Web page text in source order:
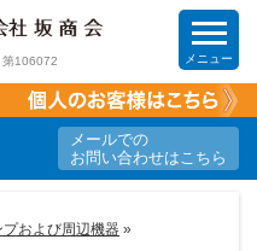
106072
メールでの
お問い合わせはこちら
メニュー
プおよび周辺機器 »